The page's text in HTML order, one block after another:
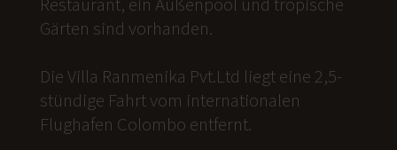
Gärten sind vorhanden.
Die Villa Ranmenika Pvt.Ltd liegt eine 2,5-
stündige Fahrt vom internationalen
Flughafen Colombo entfernt.